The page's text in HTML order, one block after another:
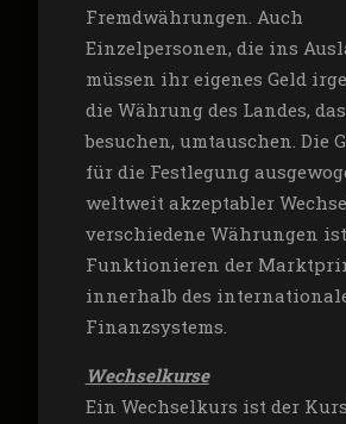
Fremdwährungen. Auch
Einzelpersonen, die ins
müssen ihr eigenes Geld
die Währung des Landes,
besuchen, umtauschen. Die
für die Festlegung
weltweit akzeptabler
verschiedene Währungen
Funktionieren der
innerhalb des
Finanzsystems.
Wechselkurse
Ein Wechselkurs ist der